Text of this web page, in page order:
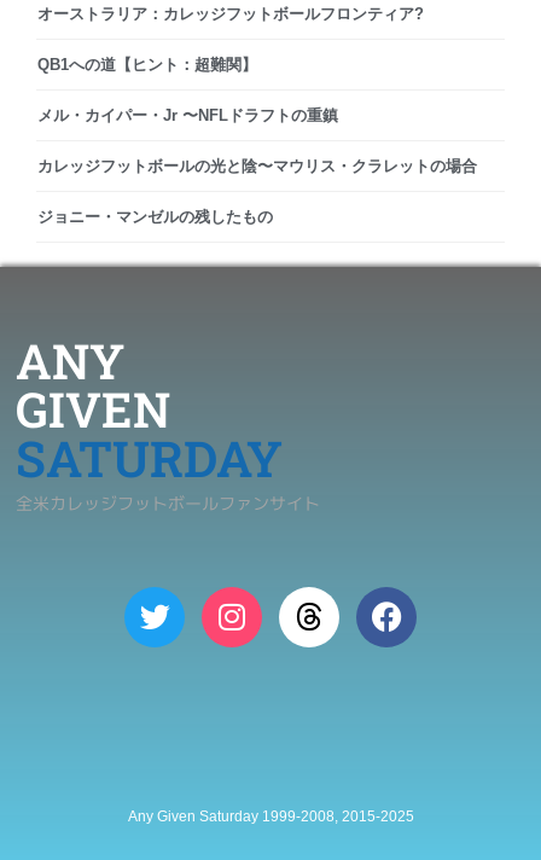
オーストラリア：カレッジフットボールフロンティア?
QB1への道【ヒント：超難関】
メル・カイパー・Jr 〜NFLドラフトの重鎮
カレッジフットボールの光と陰〜マウリス・クラレットの場合
ジョニー・マンゼルの残したもの
ANY
GIVEN
SATURDAY
全米カレッジフットボールファンサイト
Any Given Saturday 1999-2008, 2015-2025